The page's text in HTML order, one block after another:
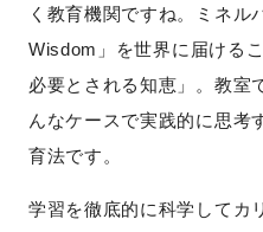
く教育機関ですね。ミネ
Wisdom」を世界に届ける
必要とされる知恵」。教室
んなケースで実践的に思考
育法です。
学習を徹底的に科学してカ